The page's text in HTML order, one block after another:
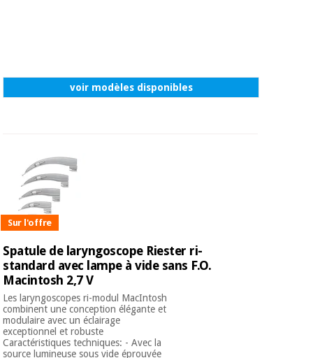
voir modèles disponibles
Sur l'offre
Spatule de laryngoscope Riester ri-
standard avec lampe à vide sans F.O.
Macintosh 2,7 V
Les laryngoscopes ri-modul MacIntosh
combinent une conception élégante et
modulaire avec un éclairage
exceptionnel et robuste
Caractéristiques techniques: - Avec la
source lumineuse sous vide éprouvée